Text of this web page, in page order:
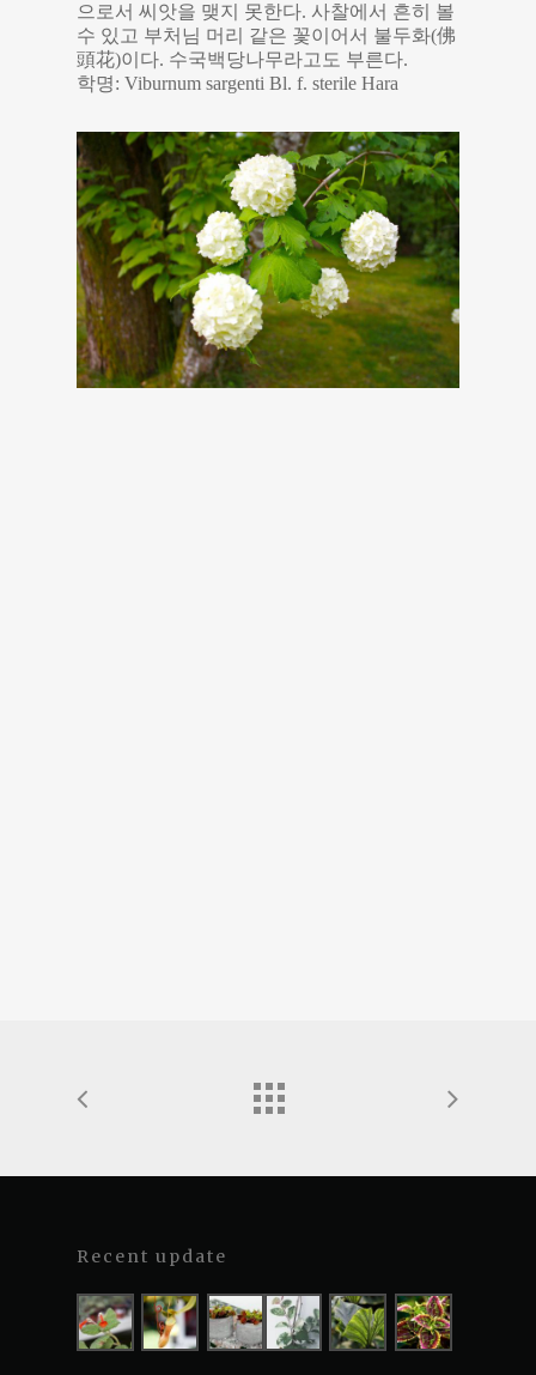
으로서 씨앗을 맺지 못한다. 사찰에서 흔히 볼
수 있고 부처님 머리 같은 꽃이어서 불두화(佛
頭花)이다. 수국백당나무라고도 부른다.
학명: Viburnum sargenti Bl. f. sterile Hara
Recent update